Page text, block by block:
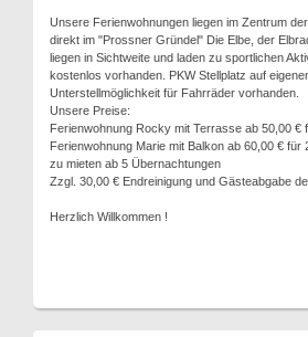
Unsere Ferienwohnungen liegen im Zentrum
direkt im "Prossner Gründel" Die Elbe, der
liegen in Sichtweite und laden zu sportlichen
kostenlos vorhanden. PKW Stellplatz auf
Unterstellmöglichkeit für Fahrräder vorhanden.
Unsere Preise:
Ferienwohnung Rocky mit Terrasse ab 50,00 €
Ferienwohnung Marie mit Balkon ab 60,00 € für
zu mieten ab 5 Übernachtungen
Zzgl. 30,00 € Endreinigung und Gästeabgabe
Herzlich Willkommen !